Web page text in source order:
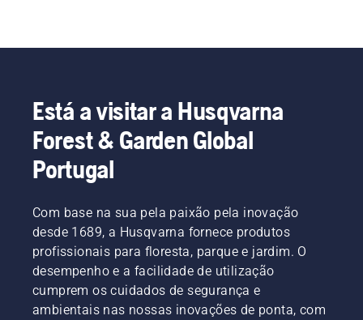
Está a visitar a Husqvarna
Forest & Garden Global
Portugal
Com base na sua pela paixão pela inovação
desde 1689, a Husqvarna fornece produtos
profissionais para floresta, parque e jardim. O
desempenho e a facilidade de utilização
cumprem os cuidados de segurança e
ambientais nas nossas inovações de ponta, com